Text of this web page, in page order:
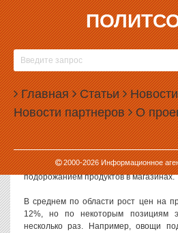
Главная Статьи Новости
Новости партнеров О
2000-2026Информационное
23.04.2015, 14:14
ПРОДУКТЫ В
ПОДОРОЖАЛИ НА 12%
Цены на продукты питания в
2015 года выросли более чем на
подорожали овощи и фрукты.
Данные о росте цен приводит
информации, областным властям
подорожанием продуктов в магазинах.
В среднем по области рост цен на
12%, но по некоторым позициям
несколько раз. Например, овощи